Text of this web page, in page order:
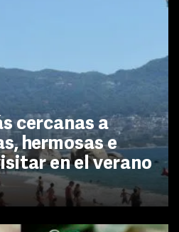
cercanas a
hermosas e
en el verano